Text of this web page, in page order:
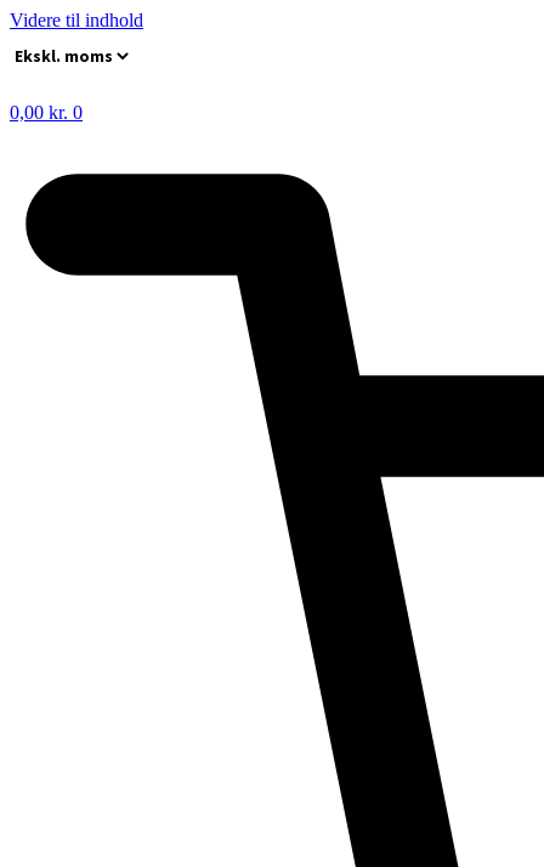
Videre til indhold
0,00 kr. 0